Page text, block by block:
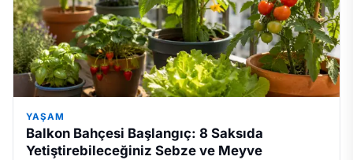
YAŞAM
Balkon Bahçesi Başlangıç: 8 Saksıda
Yetiştirebileceğiniz Sebze ve Meyve